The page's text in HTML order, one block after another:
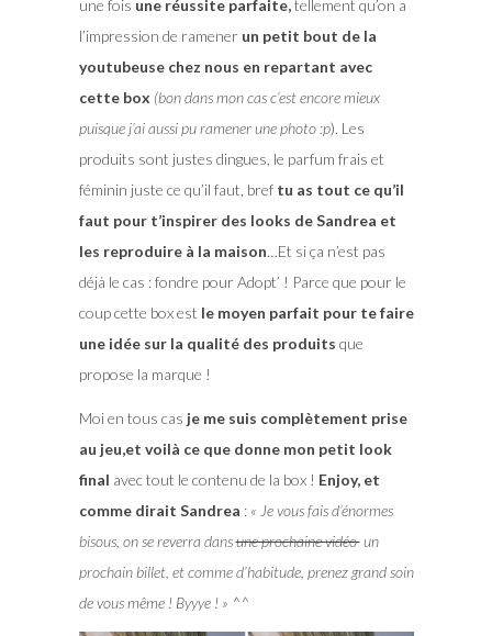
une fois une réussite parfaite,tellement qu’on a
l’impression de ramener un petit bout de la
youtubeuse chez nous en repartant avec
cette box (bon dans mon cas c’est encore mieux
puisque j’ai aussi pu ramener une photo :p). Les
produits sont justes dingues, le parfum frais et
féminin juste ce qu’il faut, bref tu as tout ce qu’il
faut pour t’inspirer des looks de Sandrea et
les reproduire à la maison…Et si ça n’est pas
déjà le cas : fondre pour Adopt’ ! Parce que pour le
coup cette box est le moyen parfait pour te faire
une idée sur la qualité des produits que
propose la marque !
Moi en tous cas je me suis complètement prise
au jeu,et voilà ce que donne mon petit look
final avec tout le contenu de la box ! Enjoy, et
comme dirait Sandrea : « Je vous fais d’énormes
bisous, on se reverra dansune prochaine vidéoun
prochain billet, et comme d’habitude, prenez grand soin
de vous même ! Byyye ! » ^^